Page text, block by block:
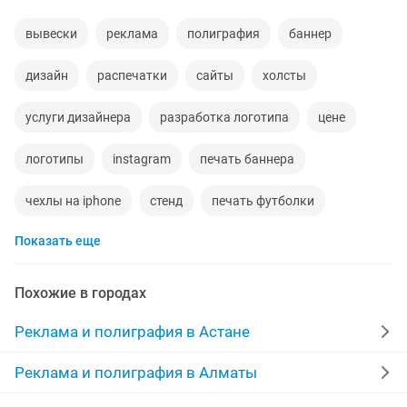
вывески реклама полиграфия баннер
дизайн распечатки сайты холсты
услуги дизайнера разработка логотипа цене
логотипы instagram печать баннера
чехлы на iphone стенд печать футболки
создание сайта
дизайн визиток баннеры буклеты
журнал баннера печать баннеров
Показать еще
Похожие в городах
Реклама и полиграфия в Астане
Реклама и полиграфия в Алматы